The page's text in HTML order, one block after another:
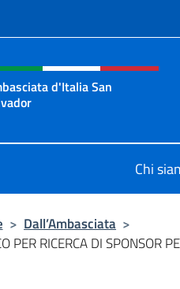
social e
d'Italia San
Chi
> Dall’Ambasciata >
PER RICERCA DI SPONSOR